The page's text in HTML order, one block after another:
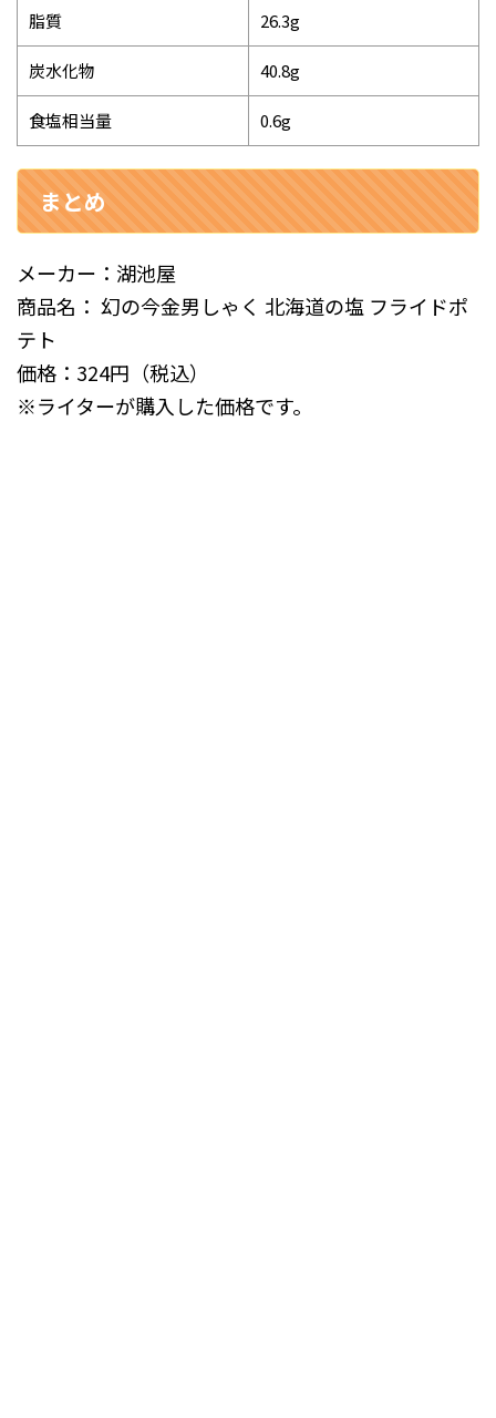
脂質 26.3g
炭水化物 40.8g
食塩相当量 0.6g
まとめ
メーカー：湖池屋
商品名： 幻の今金男しゃく 北海道の塩 フライドポ
テト
価格：324円（税込）
※ライターが購入した価格です。